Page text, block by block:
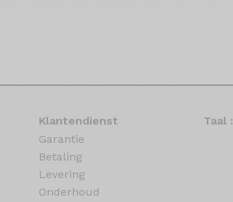
Klantendienst
Garantie
Betaling
Levering
Onderhoud
Taal :